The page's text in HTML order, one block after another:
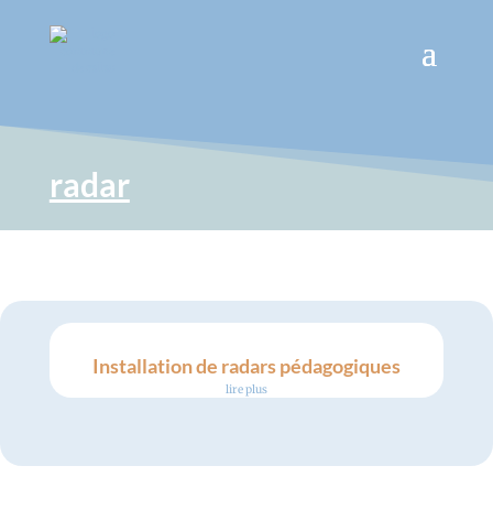
radar
Installation de radars pédagogiques
lire plus